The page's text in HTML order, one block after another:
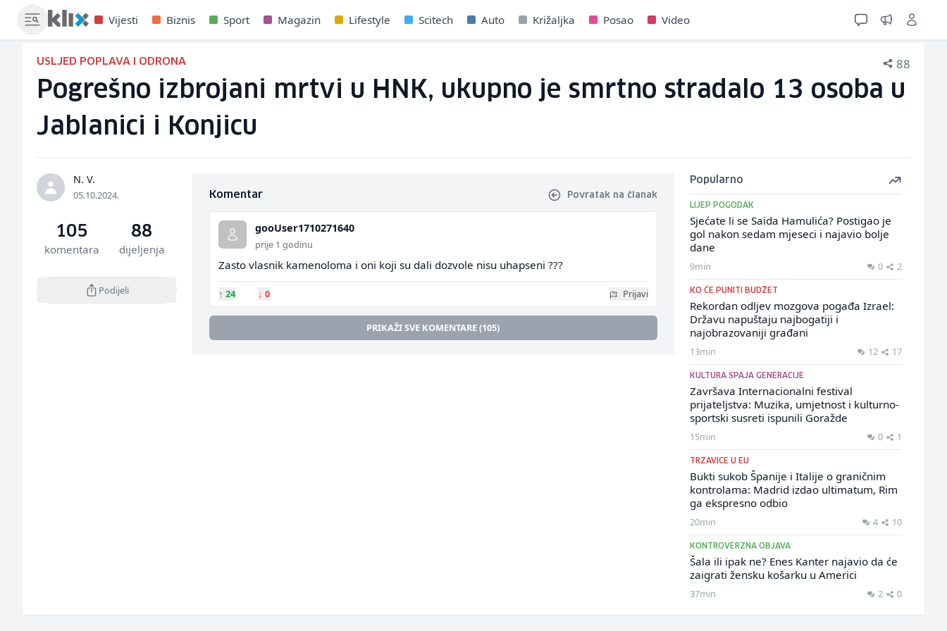
Vijesti Biznis Sport Magazin Lifestyle Scitech Auto Križaljka Posao Video
USLJED POPLAVA I ODRONA 88
Pogrešno izbrojani mrtvi u HNK, ukupno je smrtno stradalo 13 osoba u
Jablanici i Konjicu
N. V.
05.10.2024.
105
komentara
88
dijeljenja
Podijeli
Komentar Povratak na članak
gooUser1710271640
prije 1 godinu
Zasto vlasnik kamenoloma i oni koji su dali dozvole nisu uhapseni ???
↑ 24 ↓ 0 Prijavi
PRIKAŽI SVE KOMENTARE (105)
Popularno
LIJEP POGODAK
Sjećate li se Saida Hamulića? Postigao je
gol nakon sedam mjeseci i najavio bolje
dane
9min 0 2
KO ĆE PUNITI BUDŽET
Rekordan odljev mozgova pogađa Izrael:
Državu napuštaju najbogatiji i
najobrazovaniji građani
13min 12 17
KULTURA SPAJA GENERACIJE
Završava Internacionalni festival
prijateljstva: Muzika, umjetnost i kulturno-
sportski susreti ispunili Goražde
15min 0 1
TRZAVICE U EU
Bukti sukob Španije i Italije o graničnim
kontrolama: Madrid izdao ultimatum, Rim
ga ekspresno odbio
20min 4 10
KONTROVERZNA OBJAVA
Šala ili ipak ne? Enes Kanter najavio da će
zaigrati žensku košarku u Americi
37min 2 0